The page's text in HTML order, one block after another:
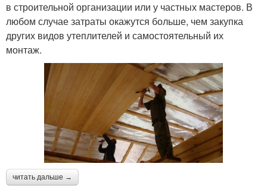
в строительной организации или у частных мастеров. В
любом случае затраты окажутся больше, чем закупка
других видов утеплителей и самостоятельный их
монтаж.
читать дальше →